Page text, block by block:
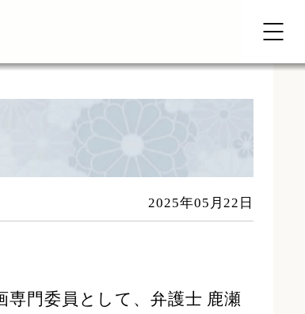
2025年05月22日
門委員として、弁護士 鹿瀬